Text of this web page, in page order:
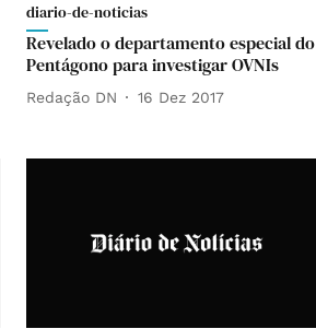
diario-de-noticias
Revelado o departamento especial do
Pentágono para investigar OVNIs
Redação DN 16 Dez 2017